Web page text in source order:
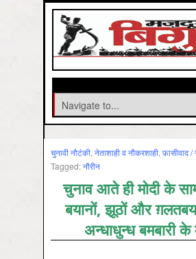
चुनावी नौटंकी, नेताशाही व नौकरशाही, फ़ासीवाद /
Tagged:नौरीन
चुनाव आते ही मोदी के
बयानों, झूठों और
अन्धाधुन्ध बमबारी के